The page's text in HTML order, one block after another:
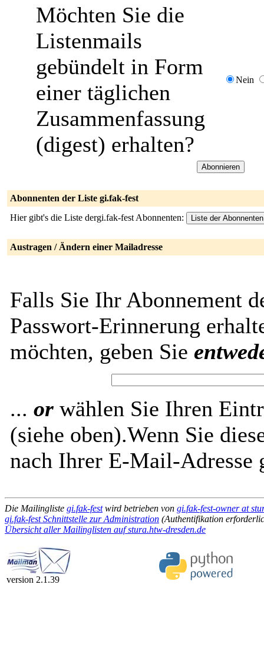
Möchten Sie die
Listenmails
gebündelt in Form
einer täglichen
Zusammenfassung
(digest) erhalten?
Nein
Abonnenten der Liste gi.fak-fest
Hier gibt's die Liste dergi.fak-fest Abonnenten:
Austragen / Ändern einer Mailadresse
Falls Sie Ihr Abonnement
Passwort-Erinnerung
möchten, geben Sie
... or wählen Sie Ihren
(siehe oben).Wenn Sie
nach Ihrer E-Mail-Adresse
Die Mailingliste gi.fak-festwird betrieben von gi.fak-fest-owner at
gi.fak-fest Schnittstelle zur Administration (Authentifikation
Übersicht aller Mailinglisten auf stura.htw-dresden.de
version 2.1.39